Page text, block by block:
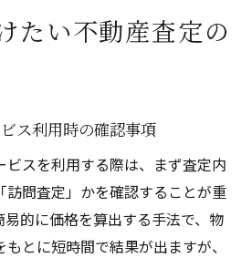
たい不動産査定の
ス利用時の確認事項
スを利用する際は、まず査定内
訪問査定」かを確認することが重
的に価格を算出する手法で、物
とに短時間で結果が出ますが、